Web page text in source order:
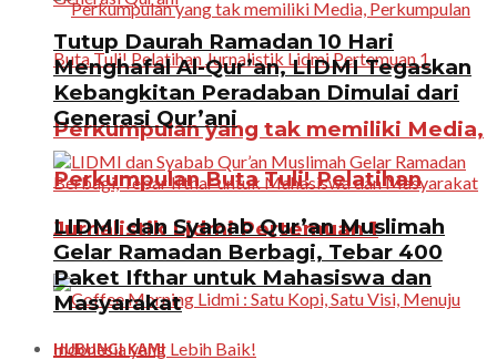
Perkumpulan yang tak memiliki Media,
Perkumpulan Buta Tuli! Pelatihan
Jurnalistik Lidmi Pertemuan 1
Tutup Daurah Ramadan 10 Hari
Menghafal Al-Qur’an, LIDMI Tegaskan
Kebangkitan Peradaban Dimulai dari
Generasi Qur’ani
LIDMI dan Syabab Qur’an Muslimah
Gelar Ramadan Berbagi, Tebar 400
Paket Ifthar untuk Mahasiswa dan
Masyarakat
HUBUNGI KAMI